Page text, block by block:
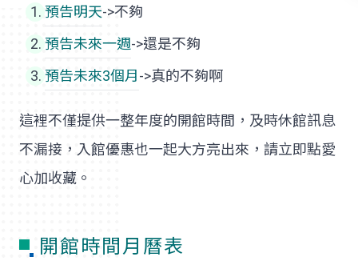
預告明天->不夠
預告未來一週->還是不夠
預告未來3個月 ->真的不夠啊
這裡不僅提供一整年度的開館時間，及時休館訊息
不漏接，入館優惠也一起大方亮出來，請立即點愛
心加收藏。
開館時間月曆表
月